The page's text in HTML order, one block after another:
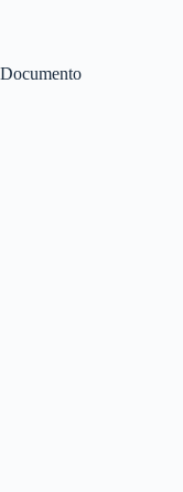
Documento